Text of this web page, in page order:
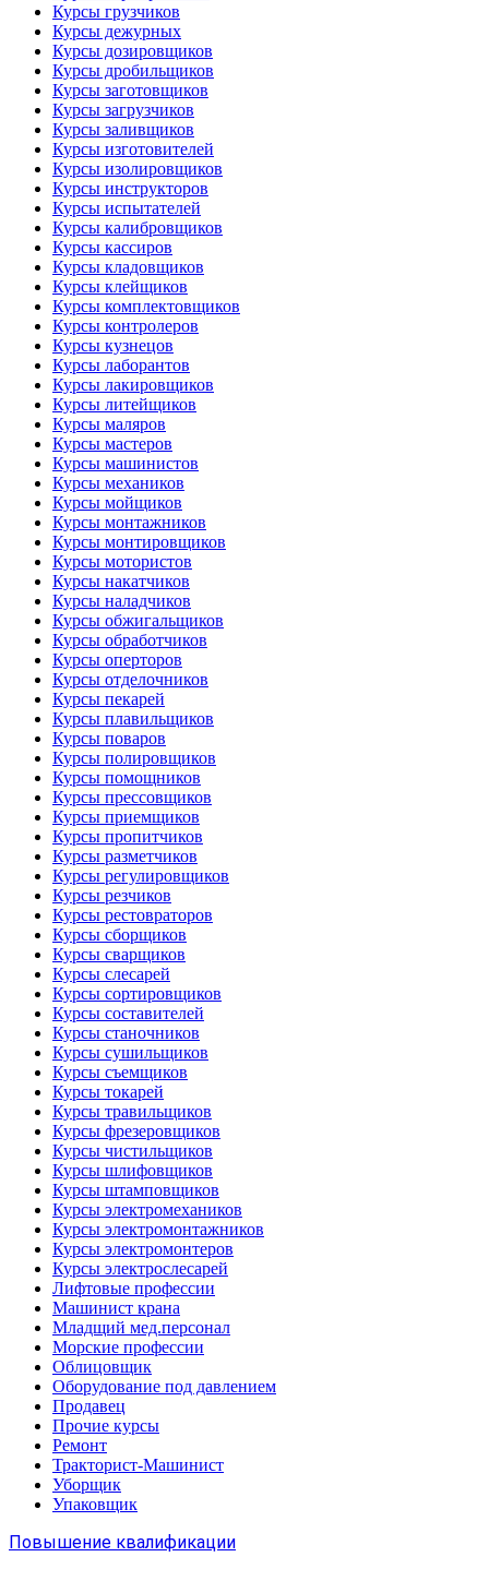
Курсы грузчиков
Курсы дежурных
Курсы дозировщиков
Курсы дробильщиков
Курсы заготовщиков
Курсы загрузчиков
Курсы заливщиков
Курсы изготовителей
Курсы изолировщиков
Курсы инструкторов
Курсы испытателей
Курсы калибровщиков
Курсы кассиров
Курсы кладовщиков
Курсы клейщиков
Курсы комплектовщиков
Курсы контролеров
Курсы кузнецов
Курсы лаборантов
Курсы лакировщиков
Курсы литейщиков
Курсы маляров
Курсы мастеров
Курсы машинистов
Курсы механиков
Курсы мойщиков
Курсы монтажников
Курсы монтировщиков
Курсы мотористов
Курсы накатчиков
Курсы наладчиков
Курсы обжигальщиков
Курсы обработчиков
Курсы оперторов
Курсы отделочников
Курсы пекарей
Курсы плавильщиков
Курсы поваров
Курсы полировщиков
Курсы помощников
Курсы прессовщиков
Курсы приемщиков
Курсы пропитчиков
Курсы разметчиков
Курсы регулировщиков
Курсы резчиков
Курсы рестовраторов
Курсы сборщиков
Курсы сварщиков
Курсы слесарей
Курсы сортировщиков
Курсы составителей
Курсы станочников
Курсы сушильщиков
Курсы съемщиков
Курсы токарей
Курсы травильщиков
Курсы фрезеровщиков
Курсы чистильщиков
Курсы шлифовщиков
Курсы штамповщиков
Курсы электромехаников
Курсы электромонтажников
Курсы электромонтеров
Курсы электрослесарей
Лифтовые профессии
Машинист крана
Младщий мед.персонал
Морские профессии
Облицовщик
Оборудование под давлением
Продавец
Прочие курсы
Ремонт
Тракторист-Машинист
Уборщик
Упаковщик
Повышение квалификации